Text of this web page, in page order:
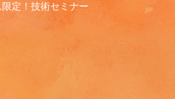
定！技術セミナー